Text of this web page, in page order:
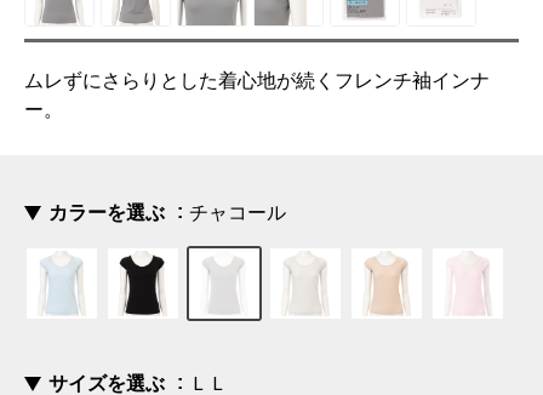
ムレずにさらりとした着心地が続くフレンチ袖インナ
ー。
カラーを選ぶ チャコール
サイズを選ぶ ＬＬ